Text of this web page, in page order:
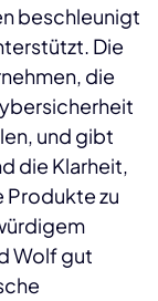
beschleunigt
Die
die
und gibt
die Klarheit,
Produkte zu
Wolf gut